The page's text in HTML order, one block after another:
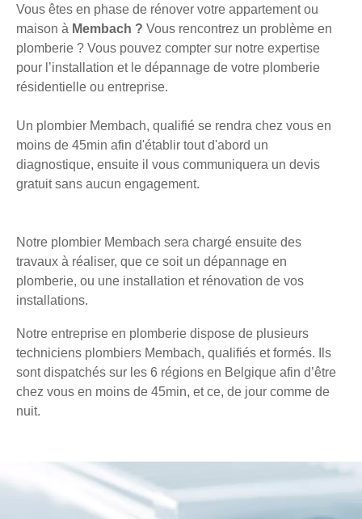
Vous êtes en phase de rénover votre appartement ou
maison à Membach ? Vous rencontrez un problème en
plomberie ? Vous pouvez compter sur notre expertise
pour l’installation et le dépannage de votre plomberie
résidentielle ou entreprise.
Un plombier Membach, qualifié se rendra chez vous en
moins de 45min afin d'établir tout d'abord un
diagnostique, ensuite il vous communiquera un devis
gratuit sans aucun engagement.
Notre plombier Membach sera chargé ensuite des
travaux à réaliser, que ce soit un dépannage en
plomberie, ou une installation et rénovation de vos
installations.
Notre entreprise en plomberie dispose de plusieurs
techniciens plombiers Membach, qualifiés et formés. Ils
sont dispatchés sur les 6 régions en Belgique afin d’être
chez vous en moins de 45min, et ce, de jour comme de
nuit.